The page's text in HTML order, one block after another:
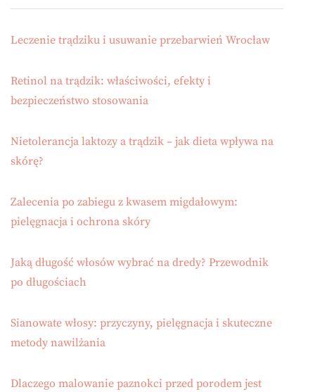
Leczenie trądziku i usuwanie przebarwień Wrocław
Retinol na trądzik: właściwości, efekty i
bezpieczeństwo stosowania
Nietolerancja laktozy a trądzik – jak dieta wpływa na
skórę?
Zalecenia po zabiegu z kwasem migdałowym:
pielęgnacja i ochrona skóry
Jaką długość włosów wybrać na dredy? Przewodnik
po długościach
Sianowate włosy: przyczyny, pielęgnacja i skuteczne
metody nawilżania
Dlaczego malowanie paznokci przed porodem jest